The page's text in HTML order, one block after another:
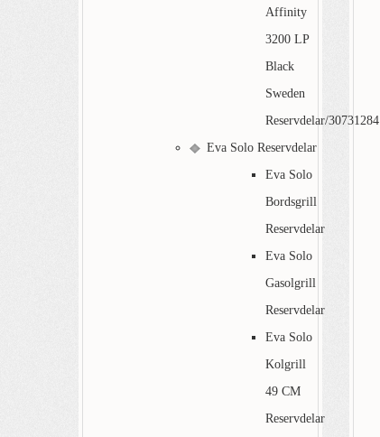
Affinity
3200 LP
Black
Sweden
Reservdelar/30731284
Eva Solo Reservdelar
Eva Solo
Bordsgrill
Reservdelar
Eva Solo
Gasolgrill
Reservdelar
Eva Solo
Kolgrill
49 CM
Reservdelar